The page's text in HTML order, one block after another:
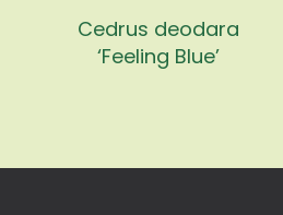
Cedrus deodara
‘Feeling Blue’